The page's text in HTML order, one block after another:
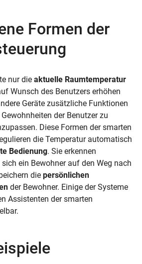
Formen der
nur die aktuelle Raumtemperatur
Wunsch des Benutzers erhöhen
Geräte zusätzliche Funktionen
der Benutzer zu
Diese Formen der smarten
die Temperatur automatisch
Bedienung. Sie erkennen
ein Bewohner auf den Weg nach
die persönlichen
der Bewohner. Einige der Systeme
Assistenten der smarten